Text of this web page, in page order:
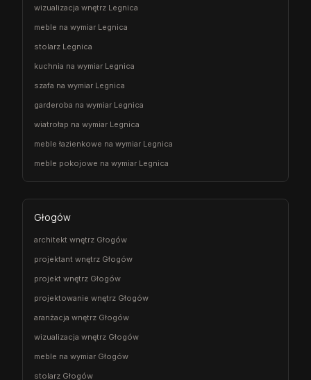
wizualizacja wnętrz Legnica
meble na wymiar Legnica
stolarz Legnica
kuchnia na wymiar Legnica
szafa na wymiar Legnica
garderoba na wymiar Legnica
wiatrołap na wymiar Legnica
meble łazienkowe na wymiar Legnica
meble pokojowe na wymiar Legnica
Głogów
architekt wnętrz Głogów
projektant wnętrz Głogów
projekt wnętrz Głogów
projektowanie wnętrz Głogów
aranżacja wnętrz Głogów
wizualizacja wnętrz Głogów
meble na wymiar Głogów
stolarz Głogów